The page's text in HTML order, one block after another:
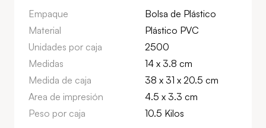
Empaque
Bolsa de Plástico
Material
Plástico PVC
Unidades por caja
2500
Medidas
14 x 3.8 cm
Medida de caja
38 x 31 x 20.5 cm
Area de impresión
4.5 x 3.3 cm
Peso por caja
10.5 Kilos